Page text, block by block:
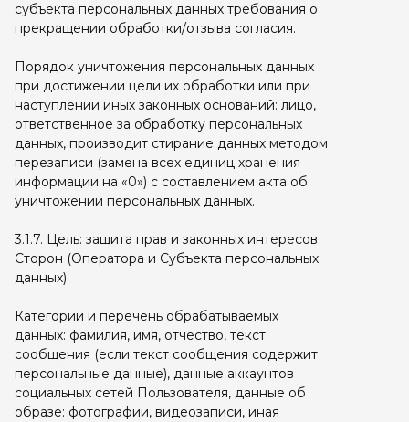
субъекта персональных данных требования о
прекращении обработки/отзыва согласия.
Порядок уничтожения персональных данных
при достижении цели их обработки или при
наступлении иных законных оснований: лицо,
ответственное за обработку персональных
данных, производит стирание данных методом
перезаписи (замена всех единиц хранения
информации на «0») с составлением акта об
уничтожении персональных данных.
3.1.7. Цель: защита прав и законных интересов
Сторон (Оператора и Субъекта персональных
данных).
Категории и перечень обрабатываемых
данных: фамилия, имя, отчество, текст
сообщения (если текст сообщения содержит
персональные данные), данные аккаунтов
социальных сетей Пользователя, данные об
образе: фотографии, видеозаписи, иная